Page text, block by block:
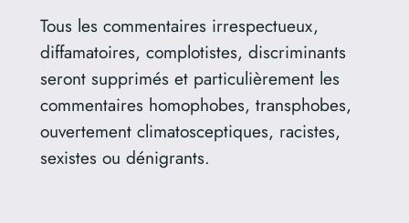
Tous les commentaires irrespectueux,
diffamatoires, complotistes, discriminants
seront supprimés et particulièrement les
commentaires homophobes, transphobes,
ouvertement climatosceptiques, racistes,
sexistes ou dénigrants.